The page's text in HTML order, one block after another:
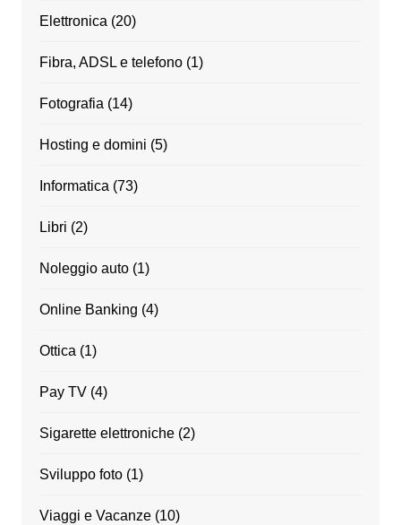
Elettronica (20)
Fibra, ADSL e telefono(1)
Fotografia (14)
Hosting e domini (5)
Informatica (73)
Libri (2)
Noleggio auto(1)
Online Banking (4)
Ottica (1)
Pay TV(4)
Sigarette elettroniche(2)
Sviluppo foto(1)
Viaggi e Vacanze(10)